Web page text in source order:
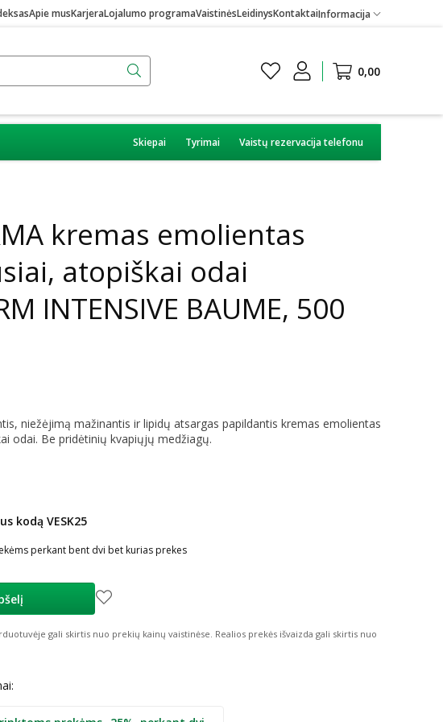
Apie musKarjeraLojalumo programaVaistinėsLeidinysKontaktaiInformacija
0,00
Skiepai Tyrimai Vaistų rezervacija telefonu
kremas emolientas
atopiškai odai
INTENSIVE BAUME, 500
niežėjimą mažinantis ir lipidų atsargas papildantis kremas emolientas
odai. Be pridėtinių kvapiųjų medžiagų.
klubo narių nuolaida
kodą VESK25
perkant bent dvi bet kurias prekes
gali skirtis nuo prekių kainų vaistinėse. Realios prekės išvaizda gali skirtis nuo